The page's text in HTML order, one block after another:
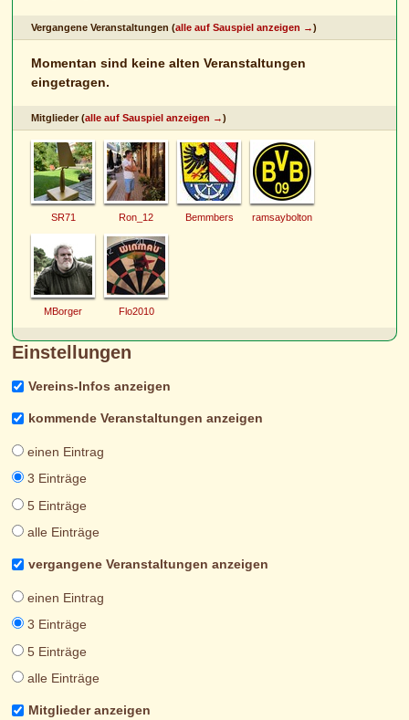
Vergangene Veranstaltungen (alle auf Sauspiel anzeigen →)
Momentan sind keine alten Veranstaltungen
eingetragen.
Mitglieder (alle auf Sauspiel anzeigen →)
SR71 Ron_12 Bemmbers ramsaybolton
MBorger Flo2010
Einstellungen
Vereins-Infos anzeigen
kommende Veranstaltungen anzeigen
einen Eintrag
3 Einträge
5 Einträge
alle Einträge
vergangene Veranstaltungen anzeigen
einen Eintrag
3 Einträge
5 Einträge
alle Einträge
Mitglieder anzeigen